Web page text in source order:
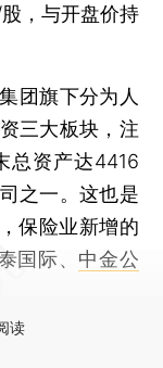
，与开盘价持
旗下分为人
三大板块，注
总资产达4416
之一。这也是
保险业新增的
国际、 中金公
读